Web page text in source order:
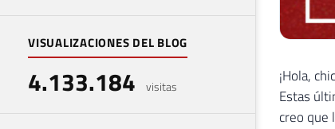
VISUALIZACIONES DEL BLOG
4.133.184 visitas
¡Hola,
Estas
creo que